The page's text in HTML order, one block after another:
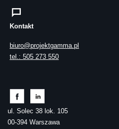
Kontakt
biuro@projektgamma.pl
tel.: 505 273 550
ul. Solec 38 lok. 105
00-394 Warszawa